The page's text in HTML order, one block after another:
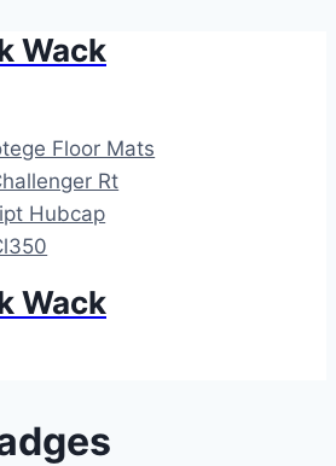
Wack
Floor Mats
Rt
Hubcap
Wack